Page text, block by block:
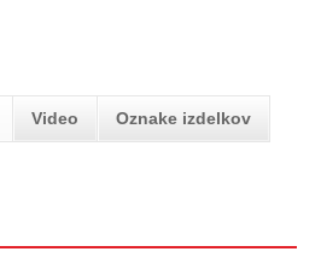
Video Oznake izdelkov